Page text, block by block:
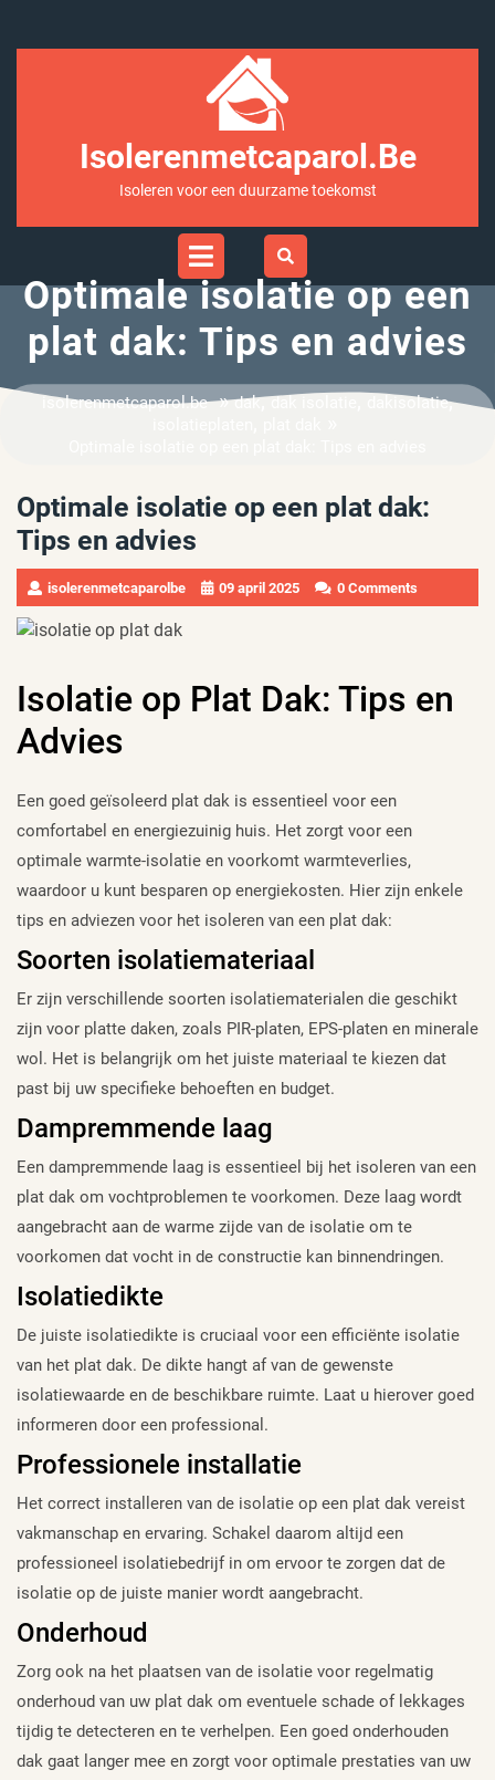
Isolerenmetcaparol.be
Isoleren voor een duurzame toekomst
Open
Optimale isolatie op een
plat dak: Tips en advies
isolerenmetcaparol.be»dak,dak isolatie , dakisolatie,
Optimale isolatie op een plat dak:
Tips en advies
isolerenmetcaparolbe 09 april 2025 0 Comments
Isolatie op Plat Dak: Tips en
Advies
Een goed geïsoleerd plat dak is essentieel voor een
comfortabel en energiezuinig huis. Het zorgt voor een
optimale warmte-isolatie en voorkomt warmteverlies,
waardoor u kunt besparen op energiekosten. Hier zijn enkele
tips en adviezen voor het isoleren van een plat dak:
Soorten isolatiemateriaal
Er zijn verschillende soorten isolatiematerialen die geschikt
zijn voor platte daken, zoals PIR-platen, EPS-platen en minerale
wol. Het is belangrijk om het juiste materiaal te kiezen dat
past bij uw specifieke behoeften en budget.
Dampremmende laag
Een dampremmende laag is essentieel bij het isoleren van een
plat dak om vochtproblemen te voorkomen. Deze laag wordt
aangebracht aan de warme zijde van de isolatie om te
voorkomen dat vocht in de constructie kan binnendringen.
Isolatiedikte
De juiste isolatiedikte is cruciaal voor een efficiënte isolatie
van het plat dak. De dikte hangt af van de gewenste
isolatiewaarde en de beschikbare ruimte. Laat u hierover goed
informeren door een professional.
Professionele installatie
Het correct installeren van de isolatie op een plat dak vereist
vakmanschap en ervaring. Schakel daarom altijd een
professioneel isolatiebedrijf in om ervoor te zorgen dat de
isolatie op de juiste manier wordt aangebracht.
Onderhoud
Zorg ook na het plaatsen van de isolatie voor regelmatig
onderhoud van uw plat dak om eventuele schade of lekkages
tijdig te detecteren en te verhelpen. Een goed onderhouden
dak gaat langer mee en zorgt voor optimale prestaties van uw